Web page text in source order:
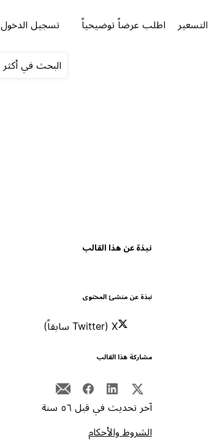
التسعير اطلب عرضاً توضيحياً تسجيل الدخول
نبذة عن هذا القالب
نبذة عن منشئ المحتوى
X (Twitter سابقاً)
مشاركة هذا القالب
آخر تحديث في قبل ٥٦ سنة
الشروط والأحكام